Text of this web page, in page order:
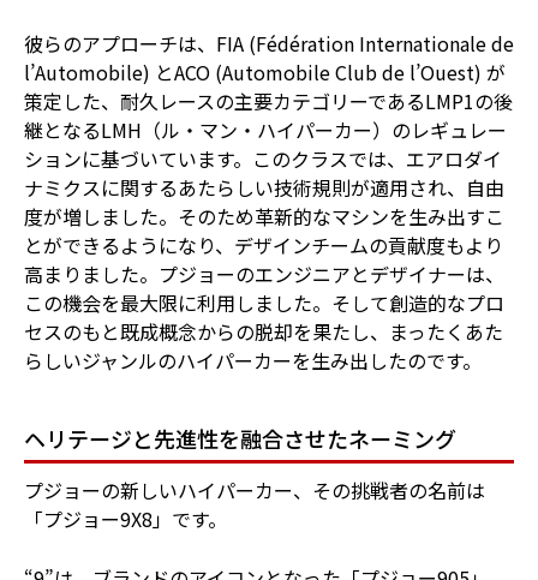
彼らのアプローチは、FIA (Fédération Internationale de
l’Automobile) とACO (Automobile Club de l’Ouest) が
策定した、耐久レースの主要カテゴリーであるLMP1の後
継となるLMH（ル・マン・ハイパーカー）のレギュレー
ションに基づいています。このクラスでは、エアロダイ
ナミクスに関するあたらしい技術規則が適用され、自由
度が増しました。そのため革新的なマシンを生み出すこ
とができるようになり、デザインチームの貢献度もより
高まりました。プジョーのエンジニアとデザイナーは、
この機会を最大限に利用しました。そして創造的なプロ
セスのもと既成概念からの脱却を果たし、まったくあた
らしいジャンルのハイパーカーを生み出したのです。
ヘリテージと先進性を融合させたネーミング
プジョーの新しいハイパーカー、その挑戦者の名前は
「プジョー9X8」です。